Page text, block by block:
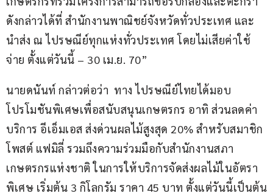
ดังกล่าวได้ที่ สำนักงานพาณิชย์จังหวัดทั่วประเทศ และ
นำส่ง ณ ไปรษณีย์ทุกแห่งทั่วประเทศ โดยไม่เสียค่าใช้
จ่าย ตั้งแต่วันนี้ – 30 เม.ย. 70”
นายดนันท์ กล่าวต่อว่า  ทาง ไปรษณีย์ไทยได้มอบ
โปรโมชันพิเศษเพื่อสนับสนุนเกษตรกร อาทิ ส่วนลดค่า
บริการ อีเอ็มเอส ส่งด่วนผลไม้สูงสุด 20% สำหรับสมาชิก
โพสต์ แฟมิลี่ รวมถึงความร่วมมือกับสำนักงานสภา
เกษตรกรแห่งชาติ ในการให้บริการจัดส่งผลไม้ในอัตรา
พิเศษ เริ่มต้น 3 กิโลกรัม ราคา 45 บาท ตั้งแต่วันนี้เป็นต้น